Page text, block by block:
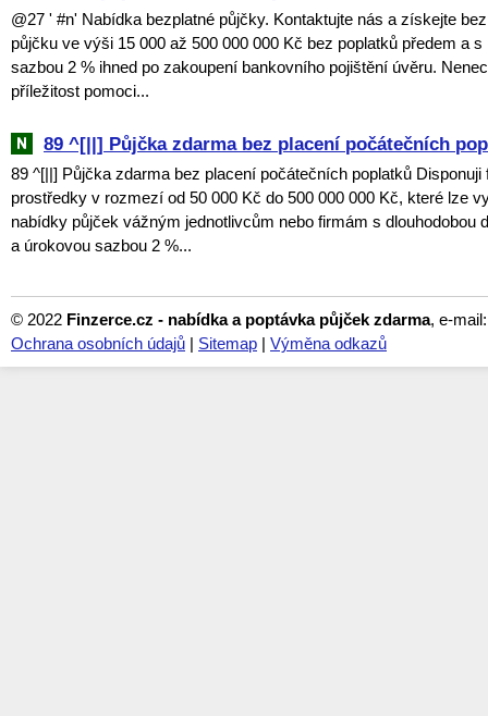
@27 ' #n' Nabídka bezplatné půjčky. Kontaktujte nás a získejte
půjčku ve výši 15 000 až 500 000 000 Kč bez poplatků předem a s
sazbou 2 % ihned po zakoupení bankovního pojištění úvěru.
příležitost pomoci...
89 ^[||] Půjčka zdarma bez placení počátečních
89 ^[||] Půjčka zdarma bez placení počátečních poplatků Disponuji
prostředky v rozmezí od 50 000 Kč do 500 000 000 Kč, které lze
nabídky půjček vážným jednotlivcům nebo firmám s dlouhodobou
a úrokovou sazbou 2 %...
© 2022 Finzerce.cz - nabídka a poptávka půjček zdarma, e-
Ochrana osobních údajů | Sitemap | Výměna odkazů